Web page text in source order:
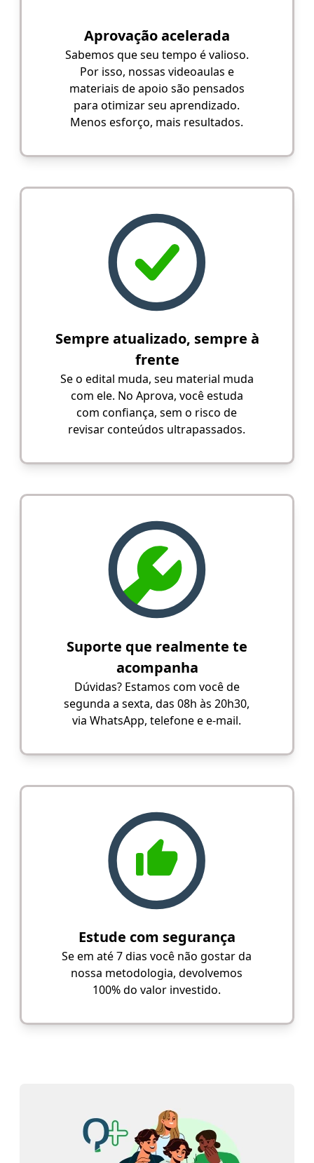
Aprovação acelerada
Sabemos que seu tempo é valioso.
Por isso, nossas videoaulas e
materiais de apoio são pensados
para otimizar seu aprendizado.
Menos esforço, mais resultados.
Sempre atualizado, sempre à
frente
Se o edital muda, seu material muda
com ele. No Aprova, você estuda
com confiança, sem o risco de
revisar conteúdos ultrapassados.
Suporte que realmente te
acompanha
Dúvidas? Estamos com você de
segunda a sexta, das 08h às 20h30,
via WhatsApp, telefone e e-mail.
Estude com segurança
Se em até 7 dias você não gostar da
nossa metodologia, devolvemos
100% do valor investido.